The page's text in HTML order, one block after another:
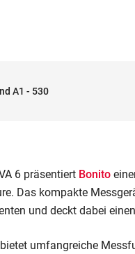
A1 - 530
6 präsentiert Bonito
Das kompakte
und deckt dabei
bietet umfangreiche